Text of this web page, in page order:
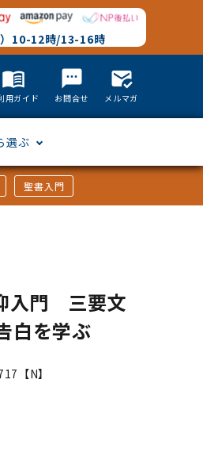
10-12時/13-16時
menu_book
用ガイド
textsms
お問合せ
mark_email_read
メルマガ
選ぶ
聖書入門
入門 三要文
白を学ぶ
【N】